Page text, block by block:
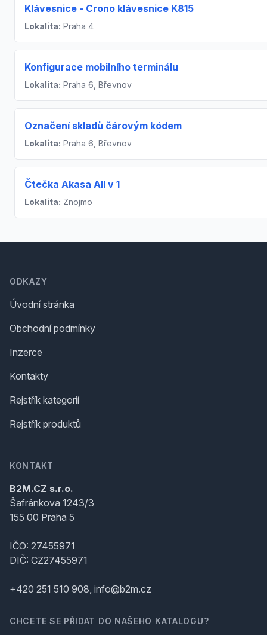
Klávesnice - Crono klávesnice K815
Lokalita: Praha 4
Konfigurace mobilního terminálu
Lokalita: Praha 6, Břevnov
Označení skladů čárovým kódem
Lokalita: Praha 6, Břevnov
Čtečka Akasa All v 1
Lokalita: Znojmo
ODKAZY
Úvodní stránka
Obchodní podmínky
Inzerce
Kontakty
Rejstřík kategorií
Rejstřík produktů
KONTAKT
B2M.CZ s.r.o.
Šafránkova 1243/3
155 00 Praha 5
IČO: 27455971
DIČ: CZ27455971
+420 251 510 908, info@b2m.cz
CHCETE SE PŘIDAT DO NAŠEHO KATALOGU?